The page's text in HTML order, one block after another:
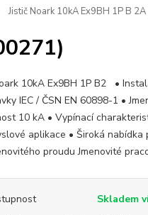
Jistič Noark 10kA Ex9BH 1P B
10kA Ex9BH 1P B2 •
IEC / ČSN EN 60898-1 •
10 kA • Vypínací
aplikace • Široká
proudu Jmenovité
Skladem